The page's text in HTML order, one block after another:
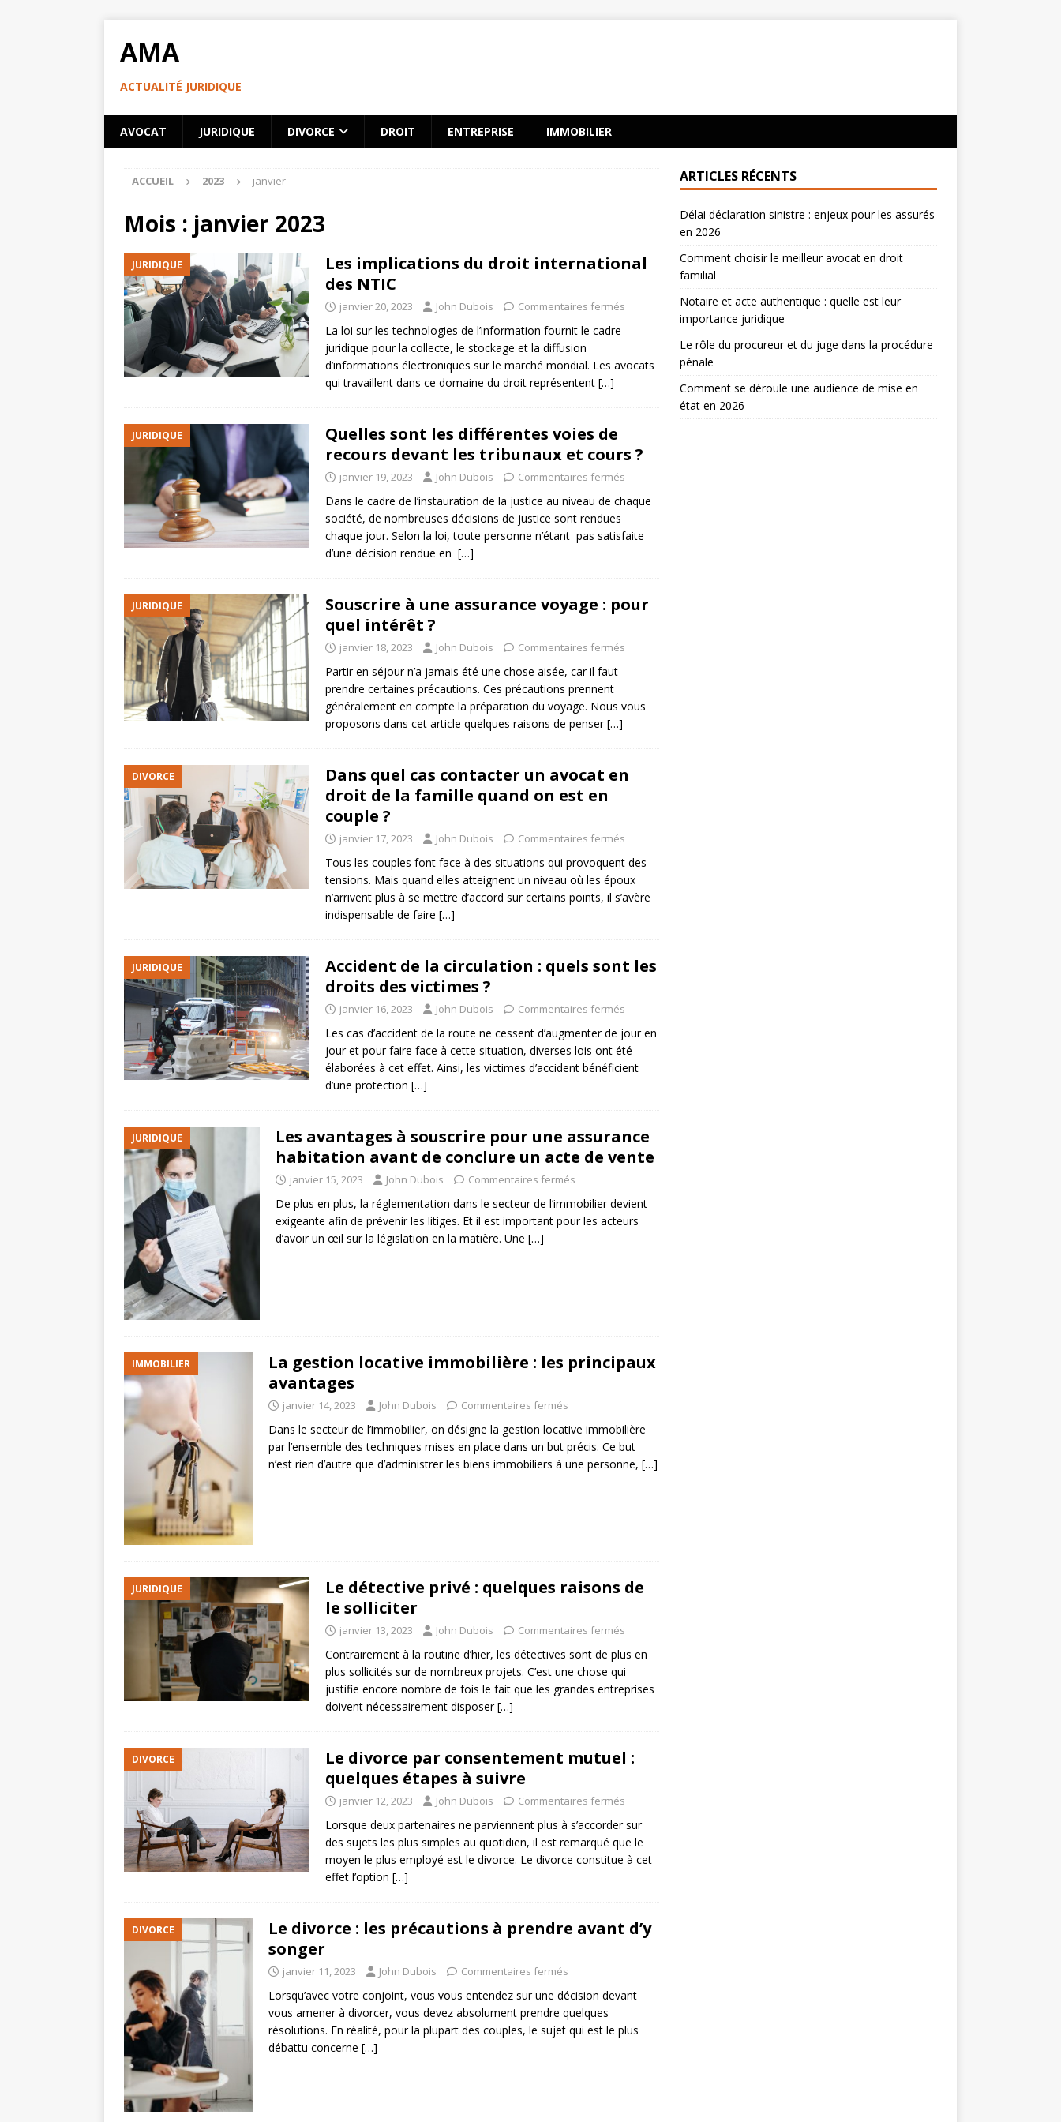
AMA
ACTUALITÉ JURIDIQUE
AVOCAT JURIDIQUE DIVORCE DROIT ENTREPRISE IMMOBILIER
ACCUEIL 2023 janvier
Mois : janvier 2023
JURIDIQUE
Les implications du droit international
des NTIC
janvier 20, 2023 John Dubois Commentaires fermés
La loi sur les technologies de l’information fournit le cadre
juridique pour la collecte, le stockage et la diffusion
d’informations électroniques sur le marché mondial. Les avocats
qui travaillent dans ce domaine du droit représentent […]
JURIDIQUE
Quelles sont les différentes voies de
recours devant les tribunaux et cours ?
janvier 19, 2023 John Dubois Commentaires fermés
Dans le cadre de l’instauration de la justice au niveau de chaque
société, de nombreuses décisions de justice sont rendues
chaque jour. Selon la loi, toute personne n’étant pas satisfaite
d’une décision rendue en […]
JURIDIQUE
Souscrire à une assurance voyage : pour
quel intérêt ?
janvier 18, 2023 John Dubois Commentaires fermés
Partir en séjour n’a jamais été une chose aisée, car il faut
prendre certaines précautions. Ces précautions prennent
généralement en compte la préparation du voyage. Nous vous
proposons dans cet article quelques raisons de penser[…]
DIVORCE
Dans quel cas contacter un avocat en
droit de la famille quand on est en
couple ?
janvier 17, 2023 John Dubois Commentaires fermés
Tous les couples font face à des situations qui provoquent des
tensions. Mais quand elles atteignent un niveau où les époux
n’arrivent plus à se mettre d’accord sur certains points, il s’avère
indispensable de faire […]
JURIDIQUE
Accident de la circulation : quels sont les
droits des victimes ?
janvier 16, 2023 John Dubois Commentaires fermés
Les cas d’accident de la route ne cessent d’augmenter de jour en
jour et pour faire face à cette situation, diverses lois ont été
élaborées à cet effet. Ainsi, les victimes d’accident bénéficient
d’une protection […]
JURIDIQUE
Les avantages à souscrire pour une assurance
habitation avant de conclure un acte de vente
janvier 15, 2023 John Dubois Commentaires fermés
De plus en plus, la réglementation dans le secteur de l’immobilier devient
exigeante afin de prévenir les litiges. Et il est important pour les acteurs
d’avoir un œil sur la législation en la matière. Une […]
IMMOBILIER
La gestion locative immobilière : les principaux
avantages
janvier 14, 2023 John Dubois Commentaires fermés
Dans le secteur de l’immobilier, on désigne la gestion locative immobilière
par l’ensemble des techniques mises en place dans un but précis. Ce but
n’est rien d’autre que d’administrer les biens immobiliers à une personne, […]
JURIDIQUE
Le détective privé : quelques raisons de
le solliciter
janvier 13, 2023 John Dubois Commentaires fermés
Contrairement à la routine d’hier, les détectives sont de plus en
plus sollicités sur de nombreux projets. C’est une chose qui
justifie encore nombre de fois le fait que les grandes entreprises
doivent nécessairement disposer[…]
DIVORCE
Le divorce par consentement mutuel :
quelques étapes à suivre
janvier 12, 2023 John Dubois Commentaires fermés
Lorsque deux partenaires ne parviennent plus à s’accorder sur
des sujets les plus simples au quotidien, il est remarqué que le
moyen le plus employé est le divorce. Le divorce constitue à cet
effet l’option […]
DIVORCE
Le divorce : les précautions à prendre avant d’y
songer
janvier 11, 2023 John Dubois Commentaires fermés
Lorsqu’avec votre conjoint, vous vous entendez sur une décision devant
vous amener à divorcer, vous devez absolument prendre quelques
résolutions. En réalité, pour la plupart des couples, le sujet qui est le plus
débattu concerne […]
ARTICLES RÉCENTS
Délai déclaration sinistre : enjeux pour les assurés
en 2026
Comment choisir le meilleur avocat en droit
familial
Notaire et acte authentique : quelle est leur
importance juridique
Le rôle du procureur et du juge dans la procédure
pénale
Comment se déroule une audience de mise en
état en 2026